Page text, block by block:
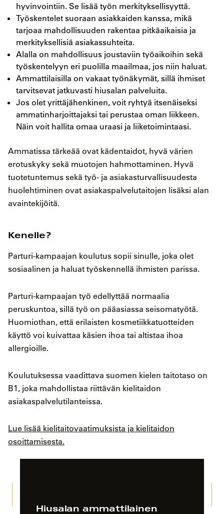
hyvinvointiin. Se lisää työn merkityksellisyyttä.
Työskentelet suoraan asiakkaiden kanssa, mikä
tarjoaa mahdollisuuden rakentaa pitkäaikaisia ja
merkityksellisiä asiakassuhteita.
Alalla on mahdollisuus joustaviin työaikoihin sekä
työskentelyyn eri puolilla maailmaa, jos niin haluat.
Ammattilaisilla on vakaat työnäkymät, sillä ihmiset
tarvitsevat jatkuvasti hiusalan palveluita.
Jos olet yrittäjähenkinen, voit ryhtyä itsenäiseksi
ammatinharjoittajaksi tai perustaa oman liikkeen.
Näin voit hallita omaa uraasi ja liiketoimintaasi.
Ammatissa tärkeää ovat kädentaidot, hyvä värien
erotuskyky sekä muotojen hahmottaminen. Hyvä
tuotetuntemus sekä työ- ja asiakasturvallisuudesta
huolehtiminen ovat asiakaspalvelutaitojen lisäksi alan
avaintekijöitä.
Kenelle?
Parturi-kampaajan koulutus sopii sinulle, joka olet
sosiaalinen ja haluat työskennellä ihmisten parissa.
Parturi-kampaajan työ edellyttää normaalia
peruskuntoa, sillä työ on pääasiassa seisomatyötä.
Huomiothan, että erilaisten kosmetiikkatuotteiden
käyttö voi kuivattaa käsien ihoa tai altistaa ihoa
allergioille.
Koulutuksessa vaadittava suomen kielen taitotaso on
B1, joka mahdollistaa riittävän kielitaidon
asiakaspalvelutilanteissa.
Lue lisää kielitaitovaatimuksista ja kielitaidon
osoittamisesta.
Hiusalan ammattilainen